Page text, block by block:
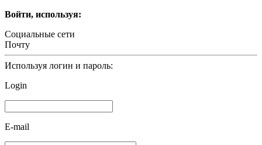
Войти, используя:
Социальные сети
Почту
Используя логин и пароль:
Login
E-mail